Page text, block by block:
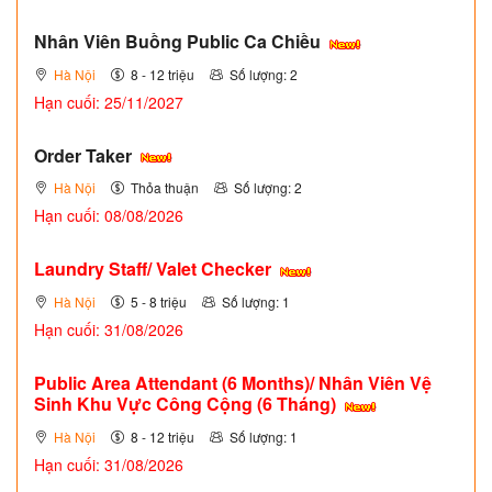
Nhân Viên Buồng Public Ca Chiều
Hà Nội 8 - 12 triệu Số lượng: 2
Hạn cuối: 25/11/2027
Order Taker
Hà Nội Thỏa thuận Số lượng: 2
Hạn cuối: 08/08/2026
Laundry Staff/ Valet Checker
Hà Nội 5 - 8 triệu Số lượng: 1
Hạn cuối: 31/08/2026
Public Area Attendant (6 Months)/ Nhân Viên Vệ
Sinh Khu Vực Công Cộng (6 Tháng)
Hà Nội 8 - 12 triệu Số lượng: 1
Hạn cuối: 31/08/2026